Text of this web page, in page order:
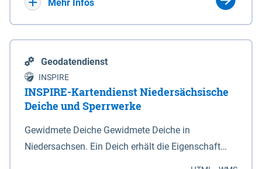
Mehr Infos
Geodatendienst
INSPIRE
INSPIRE-Kartendienst Niedersächsische
Deiche und Sperrwerke
Gewidmete Deiche Gewidmete Deiche in
Niedersachsen. Ein Deich erhält die Eigenschaft